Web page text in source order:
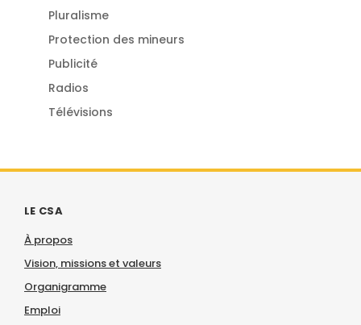
Pluralisme
Protection des mineurs
Publicité
Radios
Télévisions
LE CSA
À propos
Vision, missions et valeurs
Organigramme
Emploi